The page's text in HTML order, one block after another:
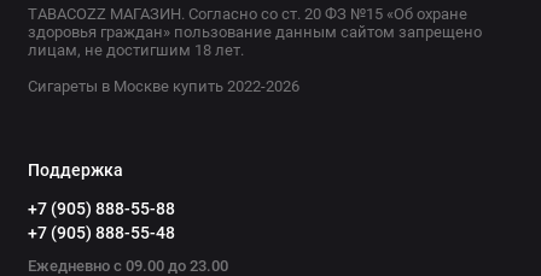
идеальный вариант. Перед покупкой обязательно
ознакомься с отзывами других курильщиков, чтобы понять,
характеристикам. Не забывай о своем здоровье и старайся
Исследуй рынок и попробуй разные марки крепких сигарет,
чтобы найти идеальное сочетание крепости, вкуса и
качества. Помни, что умеренное потребление табачных
изделий важно для поддержания здоровья и благополучия.
TABACOZZ МАГАЗИН. Согласно со ст. 20 ФЗ №15 «Об охране
здоровья граждан» пользование данным сайтом запрещено
лицам, не достигшим 18 лет.
Сигареты в Москве купить 2022-2026
Поддержка
+7 (905) 888-55-88
+7 (905) 888-55-48
Ежедневно с 09.00 до 23.00